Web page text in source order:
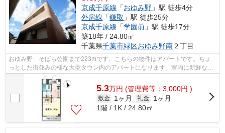
京成千原線 「おゆみ野 」駅 徒歩4分
外房線 「鎌取 」駅 徒歩25分
京成千原線 「学園前 」駅 徒歩17分
築18年 / 24.80㎡
千葉県千葉市緑区おゆみ野南２丁目
おゆみ野 そばら公園まで223mです。こちらの物件はアパートです。ちょ
っとした街並みの様な大型タウン内のアパートになります。室内に新鮮な空
気を取り入れやすい風通しが良好な物件...
5.3万円 (管理費等：3,000円 )
敷金 1ヶ月 礼金
1ヶ月
1階 / 1K / 24.80㎡